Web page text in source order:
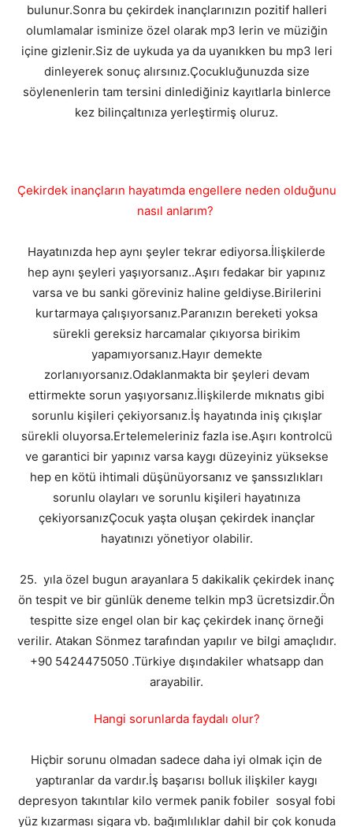
bulunur.Sonra bu çekirdek inançlarınızın pozitif halleri
olumlamalar isminize özel olarak mp3 lerin ve müziğin
içine gizlenir.Siz de uykuda ya da uyanıkken bu mp3 leri
dinleyerek sonuç alırsınız.Çocukluğunuzda size
söylenenlerin tam tersini dinlediğiniz kayıtlarla binlerce
kez bilinçaltınıza yerleştirmiş oluruz.
Çekirdek inançların hayatımda engellere neden olduğunu
nasıl anlarım?
Hayatınızda hep aynı şeyler tekrar ediyorsa.İlişkilerde
hep aynı şeyleri yaşıyorsanız..Aşırı fedakar bir yapınız
varsa ve bu sanki göreviniz haline geldiyse.Birilerini
kurtarmaya çalışıyorsanız.Paranızın bereketi yoksa
sürekli gereksiz harcamalar çıkıyorsa birikim
yapamıyorsanız.Hayır demekte
zorlanıyorsanız.Odaklanmakta bir şeyleri devam
ettirmekte sorun yaşıyorsanız.İlişkilerde mıknatıs gibi
sorunlu kişileri çekiyorsanız.İş hayatında iniş çıkışlar
sürekli oluyorsa.Ertelemeleriniz fazla ise.Aşırı kontrolcü
ve garantici bir yapınız varsa kaygı düzeyiniz yüksekse
hep en kötü ihtimali düşünüyorsanız ve şanssızlıkları
sorunlu olayları ve sorunlu kişileri hayatınıza
çekiyorsanızÇocuk yaşta oluşan çekirdek inançlar
hayatınızı yönetiyor olabilir.
25. yıla özel bugun arayanlara 5 dakikalik çekirdek inanç
ön tespit ve bir günlük deneme telkin mp3 ücretsizdir.Ön
tespitte size engel olan bir kaç çekirdek inanç örneği
verilir. Atakan Sönmez tarafından yapılır ve bilgi amaçlıdır.
+90 5424475050 .Türkiye dışındakiler whatsapp dan
arayabilir.
Hangi sorunlarda faydalı olur?
Hiçbir sorunu olmadan sadece daha iyi olmak için de
yaptıranlar da vardır.İş başarısı bolluk ilişkiler kaygı
depresyon takıntılar kilo vermek panik fobiler sosyal fobi
yüz kızarması sigara vb. bağımlılıklar dahil bir çok konuda